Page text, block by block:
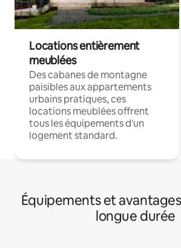
Locations entièrement
meublées
Des cabanes de montagne
paisibles aux appartements
urbains pratiques, ces
locations meublées offrent
tous les équipements d'un
logement standard.
Équipements et
longue durée